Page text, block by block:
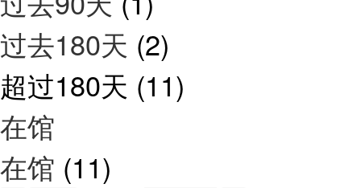
过去180天 (2)
超过180天 (11)
在馆
在馆 (11)